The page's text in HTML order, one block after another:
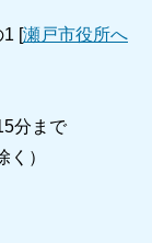
1 [瀬戸市役所へ
分まで
）